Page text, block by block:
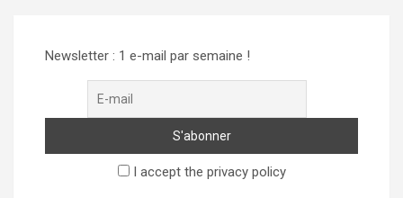
Newsletter : 1 e-mail par semaine !
I accept the privacy policy